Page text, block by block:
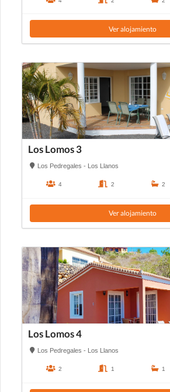
Ver alojamiento
Los Lomos 3
Los Pedregales - Los Llanos
4 2 2
Ver alojamiento
Los Lomos 4
Los Pedregales - Los Llanos
2 1 1